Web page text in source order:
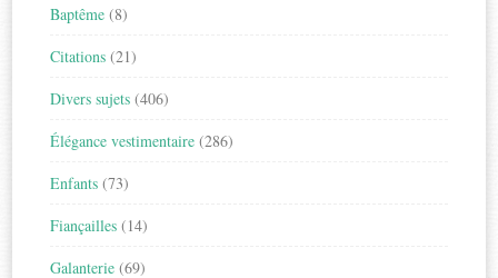
Baptême (8)
Citations (21)
Divers sujets (406)
Élégance vestimentaire (286)
Enfants (73)
Fiançailles (14)
Galanterie (69)